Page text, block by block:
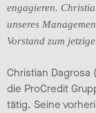
engagieren.
unseres
Vorstand zum
Christian Dagrosa
die ProCredit
tätig. Seine